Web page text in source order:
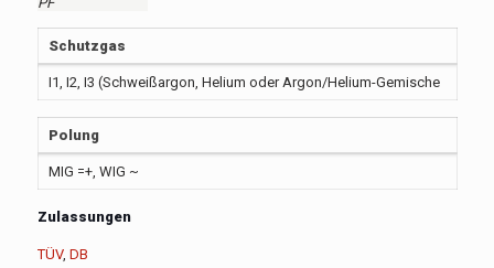
Schutzgas
I1, I2, I3 (Schweißargon, Helium oder Argon/Helium-Gemische
Polung
MIG =+, WIG ~
Zulassungen
TÜV, DB